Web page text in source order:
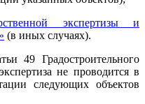
экспертизы и
(в иных случаях).
49 Градостроительного
не проводится в
следующих объектов